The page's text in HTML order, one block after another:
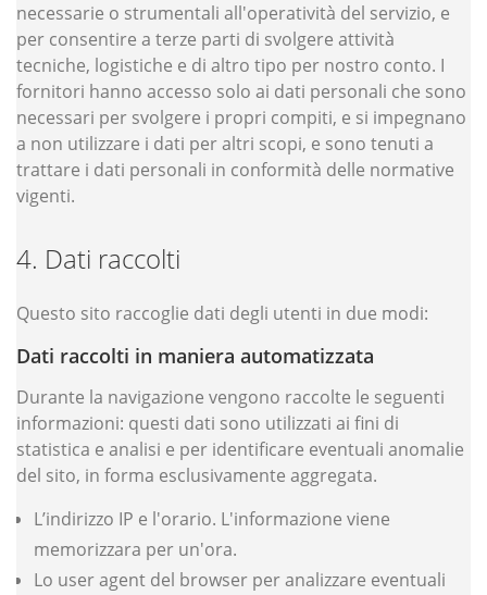
necessarie o strumentali all'operatività del servizio, e
per consentire a terze parti di svolgere attività
tecniche, logistiche e di altro tipo per nostro conto. I
fornitori hanno accesso solo ai dati personali che sono
necessari per svolgere i propri compiti, e si impegnano
a non utilizzare i dati per altri scopi, e sono tenuti a
trattare i dati personali in conformità delle normative
vigenti.
Dati raccolti
Questo sito raccoglie dati degli utenti in due modi:
Dati raccolti in maniera automatizzata
Durante la navigazione vengono raccolte le seguenti
informazioni: questi dati sono utilizzati ai fini di
statistica e analisi e per identificare eventuali anomalie
del sito, in forma esclusivamente aggregata.
L’indirizzo IP e l'orario. L'informazione viene
memorizzara per un'ora.
Lo user agent del browser per analizzare eventuali